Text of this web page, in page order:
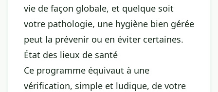
vie de façon globale, et quelque soit
votre pathologie, une hygiène bien gérée
peut la prévenir ou en éviter certaines.
État des lieux de santé
Ce programme équivaut à une
vérification, simple et ludique, de votre